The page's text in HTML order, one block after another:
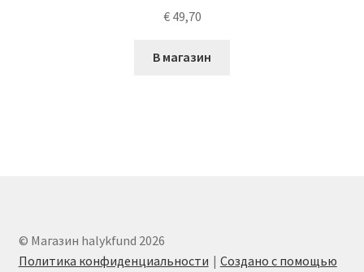
€49,70
В магазин
© Магазин halykfund 2026
Политика конфиденциальности
Создано с помощью